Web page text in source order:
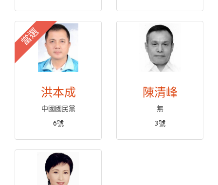
當選
洪本成
中國國民黨
6號
陳清峰
無
3號